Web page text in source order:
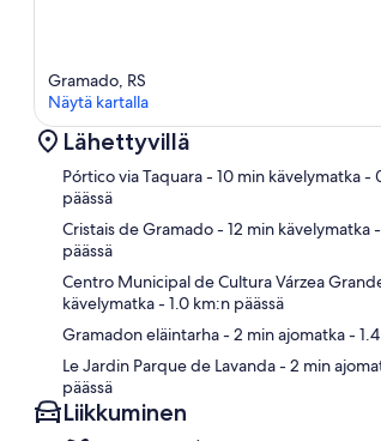
Gramado, RS
Näytä kartalla
Lähettyvillä
Pórtico via Taquara- 10 min kävelymatka-
päässä
Cristais de Gramado- 12 min kävelymatka
päässä
Centro Municipal de Cultura Várzea
kävelymatka- 1.0 km:n päässä
Gramadon eläintarha- 2 min ajomatka-
Le Jardin Parque de Lavanda- 2 min
päässä
Liikkuminen